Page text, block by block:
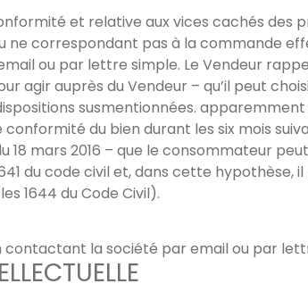
et relative aux vices cachés des
correspondant pas à la commande
ou par lettre simple. Le Vendeur
agir auprès du Vendeur – qu’il peut
susmentionnées.
du bien durant les six mois
18 mars 2016 – que le consommateur
du code civil et, dans cette hypothèse,
1644 du Code Civil).
la société par email ou par